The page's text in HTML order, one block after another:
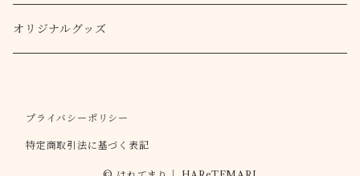
てまりキット
ピアス・イヤリング
ストラップ
オリジナルグッズ
プライバシーポリシー
特定商取引法に基づく表記